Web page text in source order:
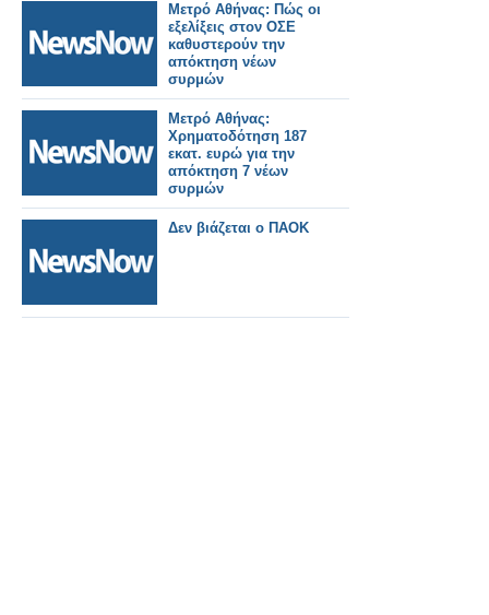
Μετρό Αθήνας: Πώς οι
εξελίξεις στον ΟΣΕ
καθυστερούν την
απόκτηση νέων
συρμών
Μετρό Αθήνας:
Χρηματοδότηση 187
εκατ. ευρώ για την
απόκτηση 7 νέων
συρμών
Δεν βιάζεται ο ΠΑΟΚ